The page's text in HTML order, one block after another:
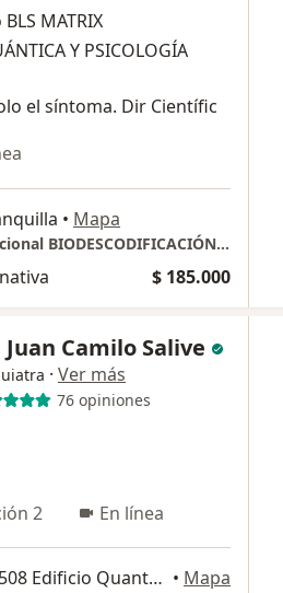
MATRIX
Y PSICOLOGÍA
el síntoma. Dir Científic
• Mapa
Consulta Medicina funcional BIODESCODIFICACIÓN (BLS)
$ 185.000
Juan Camilo Salive
· Ver más
76 opiniones
2 En línea
Calle 85 #50-159 Ofi 508 Edificio Quantum Tower, Barranquilla • Mapa